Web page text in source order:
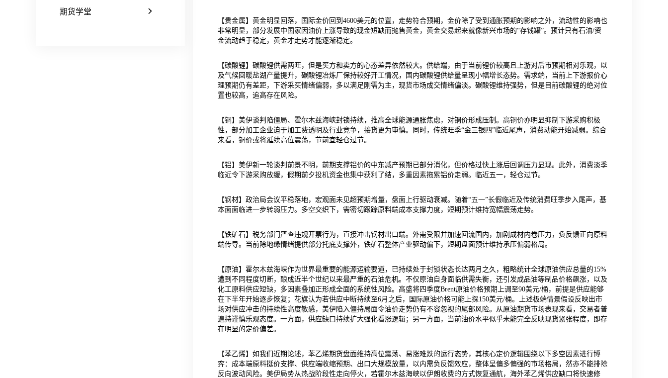
期货学堂
【贵金属】黄金明显回落，国际金价回到4600美元的位置，走势符合预期，金价除了受到通胀预期的影响之外，流动性的影响也
非常明显，部分发展中国家因油价上涨导致的现金短缺而抛售黄金，黄金交易起来就像新兴市场的“存钱罐”。预计只有石油/资
金流动趋于稳定，黄金才走势才能逐渐稳定。
【碳酸锂】碳酸锂供需两旺，但是买方和卖方的心态差异依然较大。供给端，由于当前锂价较高且上游对后市预期相对乐观，以
及气候回暖盐湖产量提升，碳酸锂冶炼厂保持较好开工情况，国内碳酸锂供给量呈现小幅增长态势。需求端，当前上下游报价心
理预期仍有差距，下游采买情绪偏弱，多以满足刚需为主，现货市场成交情绪偏淡。碳酸锂维持强势，但是目前碳酸锂的绝对位
置也较高，追高存在风险。
【铜】美伊谈判陷僵局、霍尔木兹海峡封锁持续，推高全球能源通胀焦虑，对铜价形成压制。高铜价亦明显抑制下游采购积极
性，部分加工企业迫于加工费透明及行业竞争，接货更为审慎。同时，传统旺季“金三银四”临近尾声，消费动能开始减弱。综合
来看，铜价或将延续高位震荡，节前宜轻仓过节。
【铝】美伊新一轮谈判前景不明，前期支撑铝价的中东减产预期已部分消化，但价格过快上涨后回调压力显现。此外，消费淡季
临近令下游采购放缓，假期前夕投机资金也集中获利了结，多重因素拖累铝价走弱。临近五一，轻仓过节。
【钢材】政治局会议平稳落地，宏观面未见超预期增量，盘面上行驱动衰减。随着“五一”长假临近及传统消费旺季步入尾声，基
本面面临进一步转弱压力。多空交织下，需密切跟踪原料端成本支撑力度，短期预计维持宽幅震荡走势。
【铁矿石】税务部门严查违规开票行为，直接冲击钢材出口端。外需受限并加速回流国内，加剧成材内卷压力，负反馈正向原料
端传导。当前除地缘情绪提供部分托底支撑外，铁矿石整体产业驱动偏下，短期盘面预计维持承压偏弱格局。
【原油】霍尔木兹海峡作为世界最重要的能源运输要道，已持续处于封锁状态长达两月之久，粗略统计全球原油供应总量的15%
遭到不同程度切断，酿成近半个世纪以来最严重的石油危机。不仅原油自身面临供需失衡，还引发成品油等制品价格飙涨，以及
化工原料供应短缺，多因素叠加正形成全面的系统性风险。高盛将四季度Brent原油价格预期上调至90美元/桶，前提是供应能够
在下半年开始逐步恢复；花旗认为若供应中断持续至6月之后，国际原油价格可能上探150美元/桶。上述极端情景假设反映出市
场对供应冲击的持续性高度敏感，美伊陷入僵持局面令油价走势仍有不容忽视的尾部风险。从原油期货市场表现来看，交易者普
遍持谨慎乐观态度。一方面，供应缺口持续扩大强化看涨逻辑；另一方面，当前油价水平似乎未能完全反映现货紧张程度，即存
在明显的定价偏差。
【苯乙烯】如我们近期论述，苯乙烯期货盘面维持高位震荡、易涨难跌的运行态势，其核心定价逻辑围绕以下多空因素进行博
弈：成本端原料挺价支撑、供应端收缩预期、出口大规模放量，以内需负反馈效应，整体呈偏多偏强的市场格局，然亦不能排除
反向波动风险。美伊局势从热战阶段性走向停火，若霍尔木兹海峡以伊朗收费的方式恢复通航，海外苯乙烯供应缺口将快速修